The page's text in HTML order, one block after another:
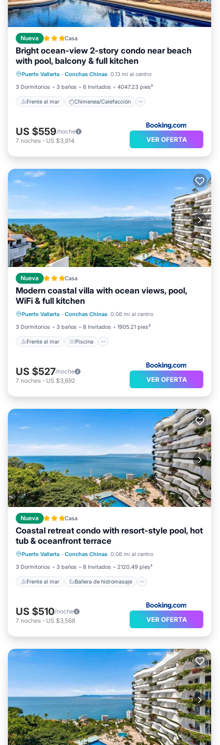
Nueva Casa
Bright ocean-view 2-story condo near beach
with pool, balcony & full kitchen
Puerto Vallarta · Conchas Chinas 0.13 mi al centro
3 Dormitorios
3 baños 6 Invitados 4047.23 pies²
Frente al mar Chimenea/Calefacción
Frente al mar
Chimenea/Calefacción
Piscina
Vista al mar
US $559/noche
7 noches - US $3,914 VER OFERTA
Nueva Casa
Modern coastal villa with ocean views, pool,
WiFi & full kitchen
Puerto Vallarta · Conchas Chinas 0.06 mi al centro
3 Dormitorios
3 baños 8 Invitados 1905.21 pies²
Frente al mar Piscina
Frente al mar
Balcón/Terraza
US $527/noche
7 noches - US $3,692 VER OFERTA
Nueva Casa
Coastal retreat condo with resort-style pool, hot
tub & oceanfront terrace
Puerto Vallarta · Conchas Chinas 0.06 mi al centro
3 Dormitorios
3 baños 8 Invitados 2120.49 pies²
Frente al mar Bañera de hidromasaje
Frente al mar
Bañera de hidromasaje
Spa
Piscina
US $510/noche
7 noches - US $3,568 VER OFERTA